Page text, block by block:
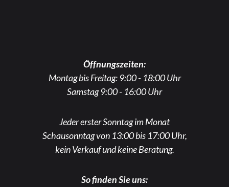
Öffnungszeiten:
Montag bis Freitag: 9:00 - 18:00 Uhr
Samstag 9:00 - 16:00 Uhr
Jeder erster Sonntag im Monat
Schausonntag von 13:00 bis 17:00 Uhr,
kein Verkauf und keine Beratung.
So finden Sie uns: